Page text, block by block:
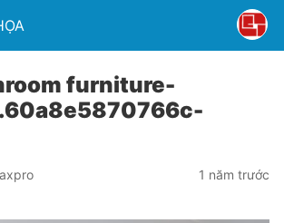
furniture-
1 năm trước